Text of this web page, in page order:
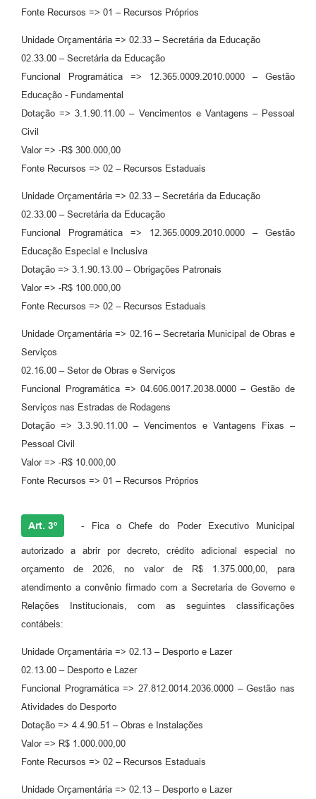
Fonte Recursos => 01 – Recursos Próprios
Unidade Orçamentária => 02.33 – Secretária da Educação
02.33.00 – Secretária da Educação
Funcional Programática => 12.365.0009.2010.0000 – Gestão
Educação - Fundamental
Dotação => 3.1.90.11.00 – Vencimentos e Vantagens – Pessoal
Civil
Valor => -R$ 300.000,00
Fonte Recursos => 02 – Recursos Estaduais
Unidade Orçamentária => 02.33 – Secretária da Educação
02.33.00 – Secretária da Educação
Funcional Programática => 12.365.0009.2010.0000 – Gestão
Educação Especial e Inclusiva
Dotação => 3.1.90.13.00 – Obrigações Patronais
Valor => -R$ 100.000,00
Fonte Recursos => 02 – Recursos Estaduais
Unidade Orçamentária => 02.16 – Secretaria Municipal de Obras e
Serviços
02.16.00 – Setor de Obras e Serviços
Funcional Programática => 04.606.0017.2038.0000 – Gestão de
Serviços nas Estradas de Rodagens
Dotação => 3.3.90.11.00 – Vencimentos e Vantagens Fixas –
Pessoal Civil
Valor => -R$ 10.000,00
Fonte Recursos => 01 – Recursos Próprios
Art. 3º - Fica o Chefe do Poder Executivo Municipal
autorizado a abrir por decreto, crédito adicional especial no
orçamento de 2026, no valor de R$ 1.375.000,00, para
atendimento a convênio firmado com a Secretaria de Governo e
Relações Institucionais, com as seguintes classificações
contábeis:
Unidade Orçamentária => 02.13 – Desporto e Lazer
02.13.00 – Desporto e Lazer
Funcional Programática => 27.812.0014.2036.0000 – Gestão nas
Atividades do Desporto
Dotação => 4.4.90.51 – Obras e Instalações
Valor => R$ 1.000.000,00
Fonte Recursos => 02 – Recursos Estaduais
Unidade Orçamentária => 02.13 – Desporto e Lazer